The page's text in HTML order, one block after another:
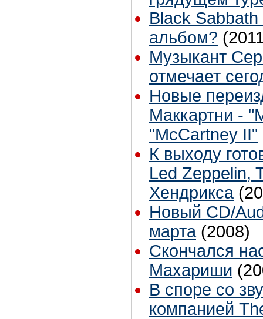
Black
альбом?
Музыкант
отмечает
Новые
Маккартни -
"McCartney II"
К выходу
Led Zeppelin,
Хендрикса
Новый CD/
марта (2008)
Скончался
Махариши
В споре со
компанией